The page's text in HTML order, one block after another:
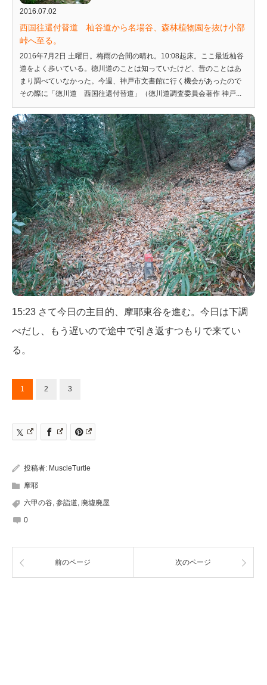
2016.07.02
西国往還付替道 杣谷道から名場谷、森林植物園を抜け小部
峠へ至る。
2016年7月2日 土曜日。梅雨の合間の晴れ。10:08起床。ここ最近杣谷
道をよく歩いている。徳川道のことは知っていたけど、昔のことはあ
まり調べていなかった。今週、神戸市文書館に行く機会があったので
その際に「徳川道 西国往還付替道」（徳川道調査委員会著作 神戸...
15:23 さて今日の主目的、摩耶東谷を進む。今日は下調
べだし、もう遅いので途中で引き返すつもりで来てい
る。
1 2 3
投稿者: MuscleTurtle
摩耶
六甲の谷 参詣道 廃墟廃屋
0
前のページ 次のページ